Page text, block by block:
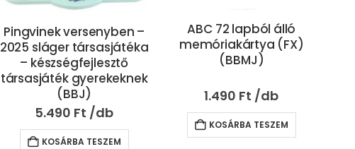
Pingvinek versenyben –
2025 sláger társasjátéka
– készségfejlesztő
társasjáték gyerekeknek
(BBJ)
5.490 Ft
KOSÁRBA TESZEM
ABC 72 lapból álló
memóriakártya (FX)
(BBMJ)
1.490 Ft
KOSÁRBA TESZEM